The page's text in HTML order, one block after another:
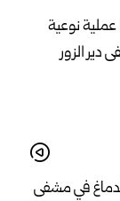
في مشفى